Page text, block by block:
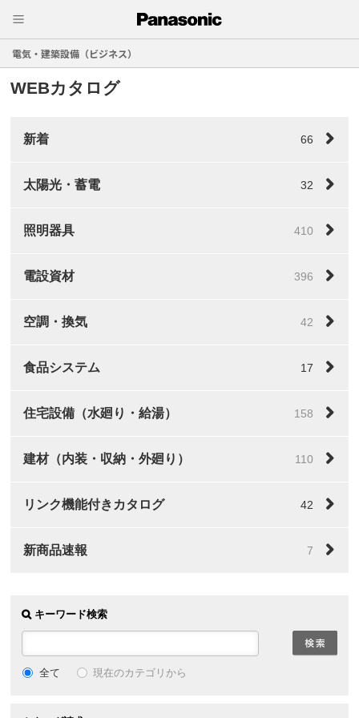
電気・建築設備（ビジネス）
WEBカタログ
新着 66
太陽光・蓄電 32
照明器具 410
電設資材 396
空調・換気 42
食品システム 17
住宅設備（水廻り・給湯） 158
建材（内装・収納・外廻り） 110
リンク機能付きカタログ 42
新商品速報 7
キーワード検索
全て 現在のカテゴリから